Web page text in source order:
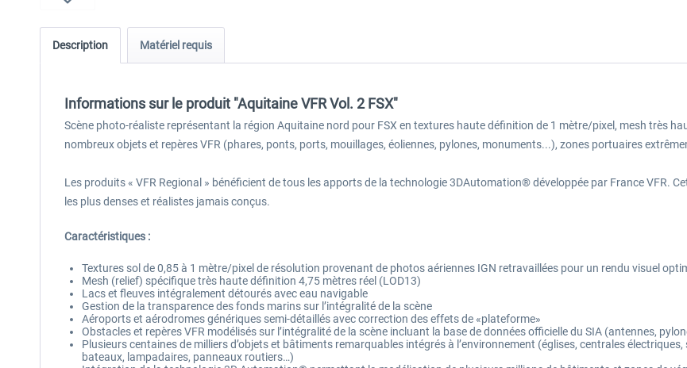
Description Matériel requis
Informations sur le produit "Aquitaine VFR Vol. 2 FSX"
Scène photo-réaliste représentant la région Aquitaine nord pour FSX en textures haute définition de 1 mètre/pixel, mesh très
nombreux objets et repères VFR (phares, ponts, ports, mouillages, éoliennes, pylones, monuments...), zones portuaires
Les produits « VFR Regional » bénéficient de tous les apports de la technologie 3DAutomation® développée par France VFR.
les plus denses et réalistes jamais conçus.
Caractéristiques :
Textures sol de 0,85 à 1 mètre/pixel de résolution provenant de photos aériennes IGN retravaillées pour un rendu visuel
Mesh (relief) spécifique très haute définition 4,75 mètres réel (LOD13)
Lacs et fleuves intégralement détourés avec eau navigable
Gestion de la transparence des fonds marins sur l’intégralité de la scène
Aéroports et aérodromes génériques semi-détaillés avec correction des effets de «plateforme»
Obstacles et repères VFR modélisés sur l’intégralité de la scène incluant la base de données officielle du SIA (antennes,
Plusieurs centaines de milliers d’objets et bâtiments remarquables intégrés à l’environnement (églises, centrales
bateaux, lampadaires, panneaux routiers…)